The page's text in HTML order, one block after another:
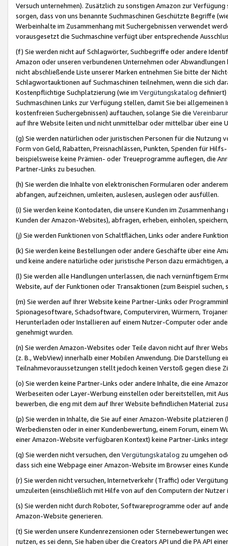
Versuch unternehmen). Zusätzlich zu sonstigen Amazon zur
sorgen, dass von uns benannte Suchmaschinen Geschützte Begriffe
Werbeinhalte im Zusammenhang mit Suchergebnissen verwendet
vorausgesetzt die Suchmaschine verfügt über entsprechende
(f) Sie werden nicht auf Schlagwörter, Suchbegriffe oder andere
Amazon oder unseren verbundenen Unternehmen oder
nicht abschließende Liste unserer Marken entnehmen Sie bitte der
Schlagwortauktionen auf Suchmaschinen teilnehmen, wenn die sich
Kostenpflichtige Suchplatzierung (wie im Vergütungskatalog definiert)
Suchmaschinen Links zur Verfügung stellen, damit Sie bei
kostenfreien Suchergebnissen) auftauchen, solange Sie die
auf Ihre Website leiten und nicht unmittelbar oder mittelbar über eine
(g) Sie werden natürlichen oder juristischen Personen für die Nutzung
Form von Geld, Rabatten, Preisnachlässen, Punkten, Spenden für
beispielsweise keine Prämien- oder Treueprogramme auflegen, die
Partner-Links zu besuchen.
(h) Sie werden die Inhalte von elektronischen Formularen oder
abfangen, aufzeichnen, umleiten, auslesen, auslegen oder ausfüllen.
(i) Sie werden keine Kontodaten, die unsere Kunden im
Kunden der Amazon-Websites), abfragen, erheben, einholen,
(j) Sie werden Funktionen von Schaltflächen, Links oder andere
(k) Sie werden keine Bestellungen oder andere Geschäfte über eine
und keine andere natürliche oder juristische Person dazu
(l) Sie werden alle Handlungen unterlassen, die nach vernünftigem
Website, auf der Funktionen oder Transaktionen (zum Beispiel
(m) Sie werden auf Ihrer Website keine Partner-Links oder
Spionagesoftware, Schadsoftware, Computerviren, Würmern,
Herunterladen oder Installieren auf einem Nutzer-Computer oder
genehmigt wurden.
(n) Sie werden Amazon-Websites oder Teile davon nicht auf Ihrer
(z. B., WebView) innerhalb einer Mobilen Anwendung. Die Darstellung
Teilnahmevoraussetzungen stellt jedoch keinen Verstoß gegen diese
(o) Sie werden keine Partner-Links oder andere Inhalte, die eine
Werbeseiten oder Layer-Werbung einstellen oder bereitstellen, mit
bewerben, die eng mit dem auf Ihrer Website befindlichen Material
(p) Sie werden in Inhalte, die Sie auf einer Amazon-Website
Werbediensten oder in einer Kundenbewertung, einem Forum, einem
einer Amazon-Website verfügbaren Kontext) keine Partner-Links
(q) Sie werden nicht versuchen, den Vergütungskatalog zu umgehen
dass sich eine Webpage einer Amazon-Website im Browser eines
(r) Sie werden nicht versuchen, Internetverkehr (Traffic) oder
umzuleiten (einschließlich mit Hilfe von auf den Computern der
(s) Sie werden nicht durch Roboter, Softwareprogramme oder auf
Amazon-Website generieren.
(t) Sie werden unsere Kundenrezensionen oder Sternebewertungen
nutzen, es sei denn, Sie haben über die Creators API und die PA API